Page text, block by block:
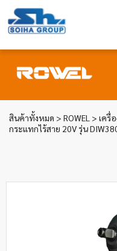
สินค้าทั้งหมด > ROWEL > เครื่
กระแทกไร้สาย 20V รุ่น